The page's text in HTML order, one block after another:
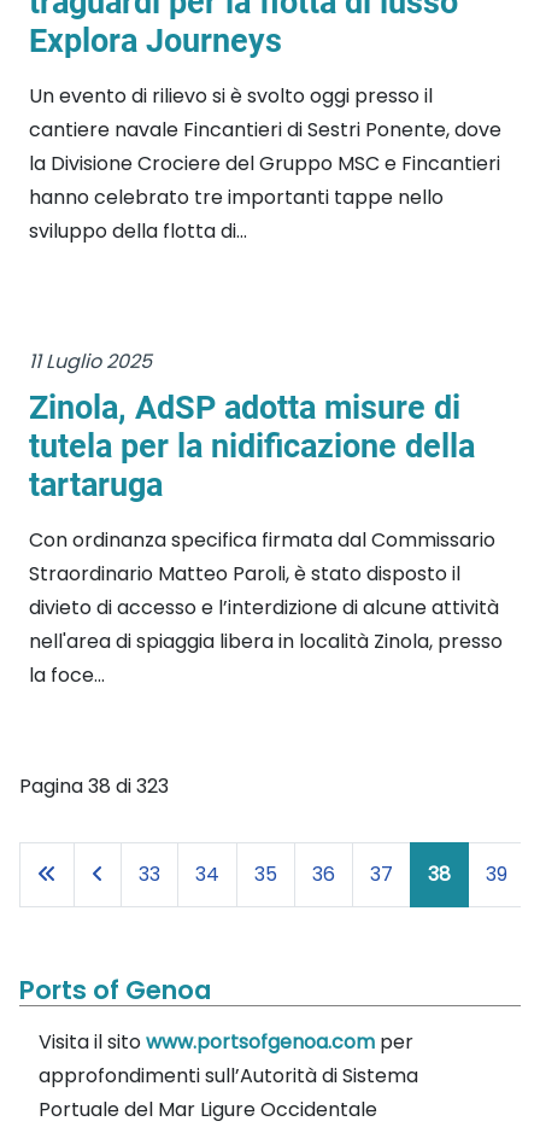
Explora Journeys
Un evento di rilievo si è svolto oggi presso il
cantiere navale Fincantieri di Sestri Ponente, dove
la Divisione Crociere del Gruppo MSC e Fincantieri
hanno celebrato tre importanti tappe nello
sviluppo della flotta di...
11 Luglio 2025
Zinola, AdSP adotta misure di
tutela per la nidificazione della
tartaruga
Con ordinanza specifica firmata dal Commissario
Straordinario Matteo Paroli, è stato disposto il
divieto di accesso e l’interdizione di alcune attività
nell'area di spiaggia libera in località Zinola, presso
la foce...
Pagina 38 di 323
33 34 35 36 37 38 39
Ports of Genoa
Visita il sitowww.portsofgenoa.com per
approfondimenti sull’Autorità di Sistema
Portuale del Mar Ligure Occidentale